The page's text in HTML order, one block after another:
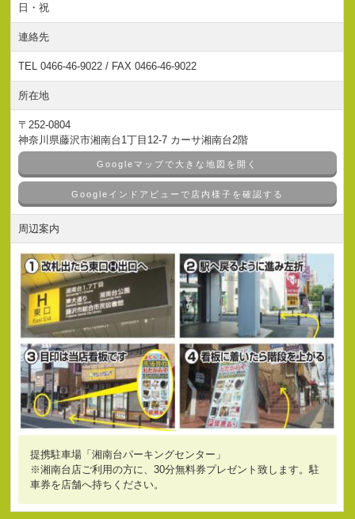
日・祝
連絡先
TEL 0466-46-9022 / FAX 0466-46-9022
所在地
〒252-0804
神奈川県藤沢市湘南台1丁目12-7 カーサ湘南台2階
Googleマップで大きな地図を開く
Googleインドアビューで店内様子を確認する
周辺案内
提携駐車場「湘南台パーキングセンター」
※湘南台店ご利用の方に、30分無料券プレゼント致します。駐
車券を店舗へ持ちください。